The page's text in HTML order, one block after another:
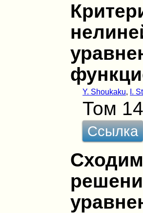
Y. Shoukaku, I.
Том
Ссылка